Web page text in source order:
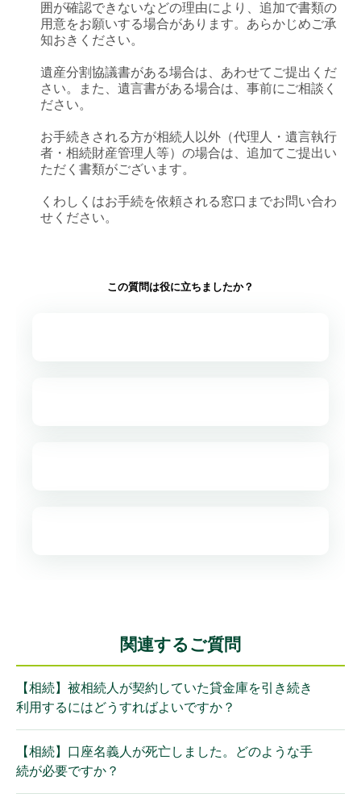
囲が確認できないなどの理由により、追加で書類の
用意をお願いする場合があります。あらかじめご承
知おきください。
遺産分割協議書がある場合は、あわせてご提出くだ
さい。また、遺言書がある場合は、事前にご相談く
ださい。
お手続きされる方が相続人以外（代理人・遺言執行
者・相続財産管理人等）の場合は、追加てご提出い
ただく書類がございます。
くわしくはお手続を依頼される窓口までお問い合わ
せください。
この質問は役に立ちましたか？
関連するご質問
【相続】被相続人が契約していた貸金庫を引き続き
利用するにはどうすればよいですか？
【相続】口座名義人が死亡しました。どのような手
続が必要ですか？